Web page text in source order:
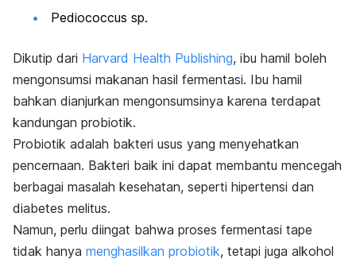
Pediococcus sp.
Dikutip dari Harvard Health Publishing, ibu hamil boleh
mengonsumsi makanan hasil fermentasi. Ibu hamil
bahkan dianjurkan mengonsumsinya karena terdapat
kandungan probiotik.
Probiotik adalah bakteri usus yang menyehatkan
pencernaan. Bakteri baik ini dapat membantu mencegah
berbagai masalah kesehatan, seperti hipertensi dan
diabetes melitus.
Namun, perlu diingat bahwa proses fermentasi tape
tidak hanya menghasilkan probiotik, tetapi juga alkohol